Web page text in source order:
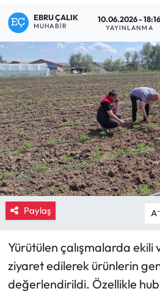
EBRU ÇALIK
MUHABIR
10.06.2026 - 18:16
YAYINLANMA
Paylaş A-
Yürütülen çalışmalarda ekili
ziyaret edilerek ürünlerin
değerlendirildi. Özellikle
Dodurga Haberleri
Ekonomi
Güncel
İskilip Haberleri
Kargı Haberleri
Kimdir?
Kültür Sanat
Laçin Haberleri
Haber Arşivi